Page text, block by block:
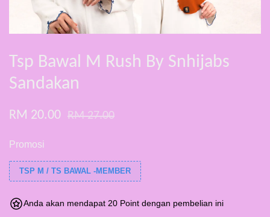
Tsp Bawal M Rush By Snhijabs
Sandakan
RM 20.00 RM 27.00
Promosi
TSP M / TS BAWAL -MEMBER
Anda akan mendapat 20 Point dengan pembelian ini